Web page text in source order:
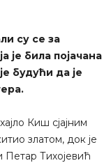
су се за
је била појачана
будући да је
Киш сјајним
златом, док је
Тихојевић